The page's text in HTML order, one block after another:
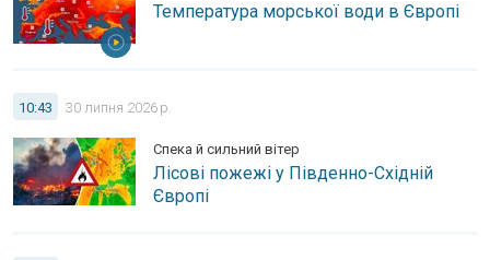
Температура морської води в Європі
Лісові пожежі у Південно-Східній Європі. Спека й сильний
10:43 30 липня 2026 р.
Спека й сильний вітер
Лісові пожежі у Південно-Східній
Європі